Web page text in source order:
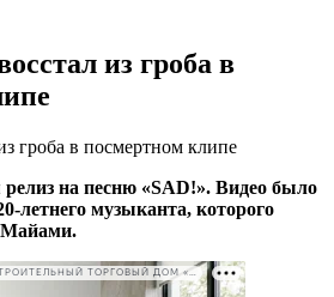
из гроба в
гроба в посмертном клипе
релиз на песню «SAD!». Видео было
летнего музыканта, которого
Майами.
РЕКЛАМА • ООО СТРОИТЕЛЬНЫЙ ТОРГОВЫЙ ДОМ «ПЕТРОВИЧ». ИНН: 7802348846